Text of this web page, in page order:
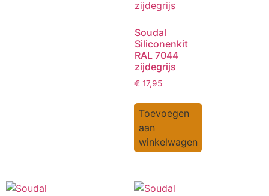
Soudal
Siliconenkit
RAL 7044
zijdegrijs
€ 17,95
Toevoegen
aan
winkelwagen